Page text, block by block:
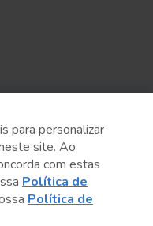
para personalizar
site. Ao
com estas
Política de
Política de